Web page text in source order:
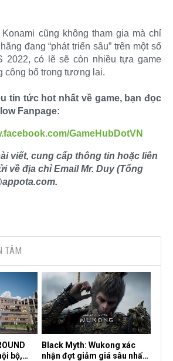
cũng không tham gia mà chỉ
đang “phát triển sâu” trên một số
2022, có lẽ sẽ còn nhiều tựa game
công bố trong tương lai.
tin tức hot nhất về game, bạn đọc
Fanpage:
GameHubDotVN
viết, cung cấp thông tin hoặc liên
về địa chỉ Email Mr. Duy (Tổng
TÂM
bộ,
Black Myth: Wukong xác
nhận đợt giảm giá sâu nhất